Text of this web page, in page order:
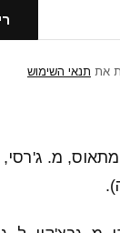
ת את תנאי השימוש
מתאוס, מ.